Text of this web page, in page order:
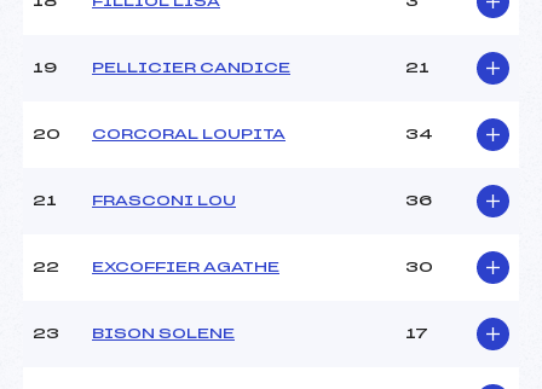
19 PELLICIER CANDICE 21
20 CORCORAL LOUPITA 34
21 FRASCONI LOU 36
22 EXCOFFIER AGATHE 30
23 BISON SOLENE 17